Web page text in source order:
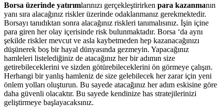
Borsa üzerinde yatırımlarınızı gerçekleştirirken para kazanmanın
yanı sıra alacağınız riskler üzerinde odaklanmanız gerekmektedir.
Borsayı tanıdıktan sonra alacağınız riskleri tanımalısınız. İşin içine
para giren her olay içerisinde risk bulunmaktadır. Borsa ‘da aynı
şekilde riskler mevcut ve asla kaybetmeden hep kazanacağınızı
düşünerek boş bir hayal dünyasında gezmeyin. Yapacağınız
hamleleri listelediğiniz de atacağınız her bir adımın size
getirebileceklerini ve sizden götürebileceklerini ön görmeye çalışın.
Herhangi bir yanlış hamleniz de size gelebilecek her zarar için yeni
önlem yolları oluşturun. Bu sayede atacağınız her adım eskisine göre
daha güvenli olacaktır. Bu sayede kendinize has stratejilerinizi
geliştirmeye başlayacaksınız.